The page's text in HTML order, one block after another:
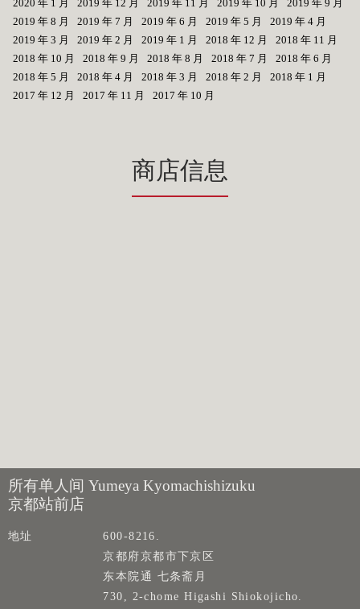
2020 年 1 月 2019 年 12 月 2019 年 11 月 2019 年 10 月
2019 年 9 月
2019 年 8 月
2019 年 7 月 2019 年 6 月 2019 年 5 月
2019 年 4 月
2019 年 3 月
2019 年 2 月 2019 年 1 月 2018 年 12 月
2018 年 11 月
2018 年 10 月
2018 年 9 月 2018 年 8 月 2018 年 7 月
2018 年 6 月
2018 年 5 月
2018 年 4 月 2018 年 3 月 2018 年 2 月
2018 年 1 月
2017 年 12 月
2017 年 11 月 2017 年 10 月
商店信息
所有单人间 Yumeya Kyomachishizuku
京都站前店
地址
600-8216.
京都府京都市下京区
东本院通 七条斋月
730, 2-chome Higashi Shiokojicho.